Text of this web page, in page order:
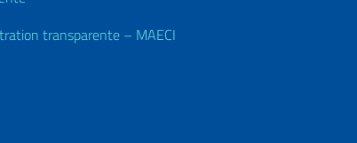
transparente – MAECI